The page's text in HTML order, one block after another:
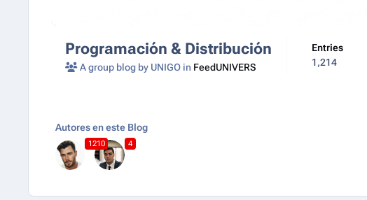
Programación & Distribución
A group blog by UNIGO in FeedUNIVERS
Entries
1,214
Autores en este Blog
1210 4